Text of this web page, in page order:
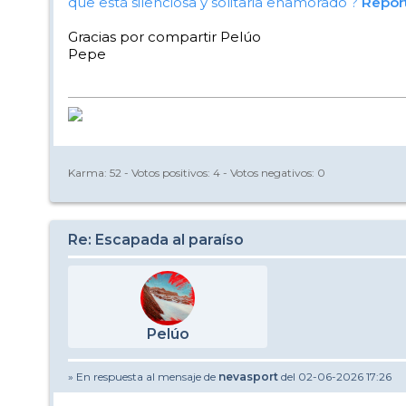
Gracias por compartir Pelúo
Pepe
Karma: 52 - Votos positivos: 4 - Votos negativos: 0
Re: Escapada al paraíso
Pelúo
» En respuesta al mensaje de nevasport del 02-06-2026 17:26